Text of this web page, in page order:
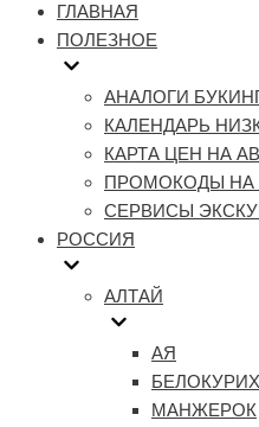
ГЛАВНАЯ
ПОЛЕЗНОЕ
АНАЛОГИ
КАЛЕНДАРЬ
КАРТА ЦЕН НА
ПРОМОКОДЫ НА
СЕРВИСЫ
РОССИЯ
АЛТАЙ
АЯ
МАНЖЕРОК